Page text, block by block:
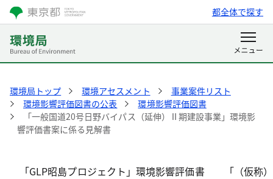
都全体で探す
環境局トップ 環境アセスメント
事業案件リスト
環境影響評価図書の公表
環境影響評価図書
「一般国道20号日野バイパス（延伸）Ⅱ期建設事業」環境影
響評価書案に係る見解書
「GLP昭島プロジェクト」環境影響評価書 「（仮称